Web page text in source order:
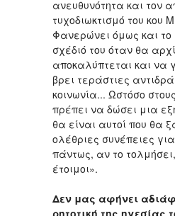
ανευθυνότητα και τον
τυχοδιωκτισμό του κου
Φανερώνει όμως και το
σχέδιό του όταν θα
αποκαλύπτεται και να
βρει τεράστιες
κοινωνία... Ωστόσο
πρέπει να δώσει μια
θα είναι αυτοί που θα
ολέθριες συνέπειες για
πάντως, αν το
έτοιμοι».
Δεν μας αφήνει